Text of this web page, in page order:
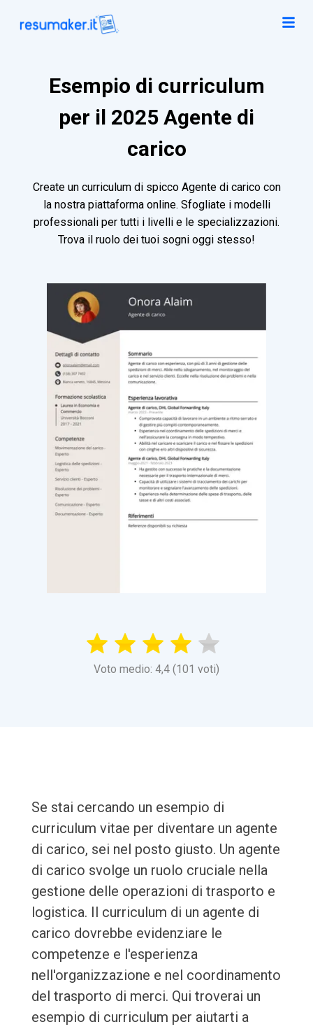
Esempio di curriculum
per il 2025 Agente di
carico
Create un curriculum di spicco Agente di carico con
la nostra piattaforma online. Sfogliate i modelli
professionali per tutti i livelli e le specializzazioni.
Trova il ruolo dei tuoi sogni oggi stesso!
Voto medio: 4,4 (101 voti)
Se stai cercando un esempio di
curriculum vitae per diventare un agente
di carico, sei nel posto giusto. Un agente
di carico svolge un ruolo cruciale nella
gestione delle operazioni di trasporto e
logistica. Il curriculum di un agente di
carico dovrebbe evidenziare le
competenze e l'esperienza
nell'organizzazione e nel coordinamento
del trasporto di merci. Qui troverai un
esempio di curriculum per aiutarti a